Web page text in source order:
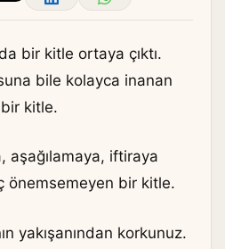
bir kitle ortaya çıktı.
bile kolayca inanan
kitle.
aşağılamaya, iftiraya
önemsemeyen bir kitle.
yakışanından korkunuz.